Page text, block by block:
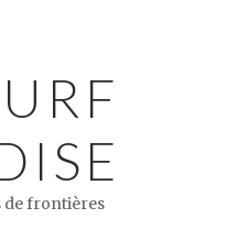
de frontières